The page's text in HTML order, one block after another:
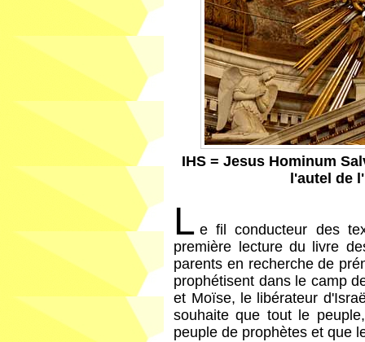
IHS = Jesus Hominum
l'autel de
L e fil conducteur des
première lecture du livre
parents en recherche de
prophétisent dans le camp
et Moïse, le libérateur
souhaite que tout le
peuple de prophètes et que